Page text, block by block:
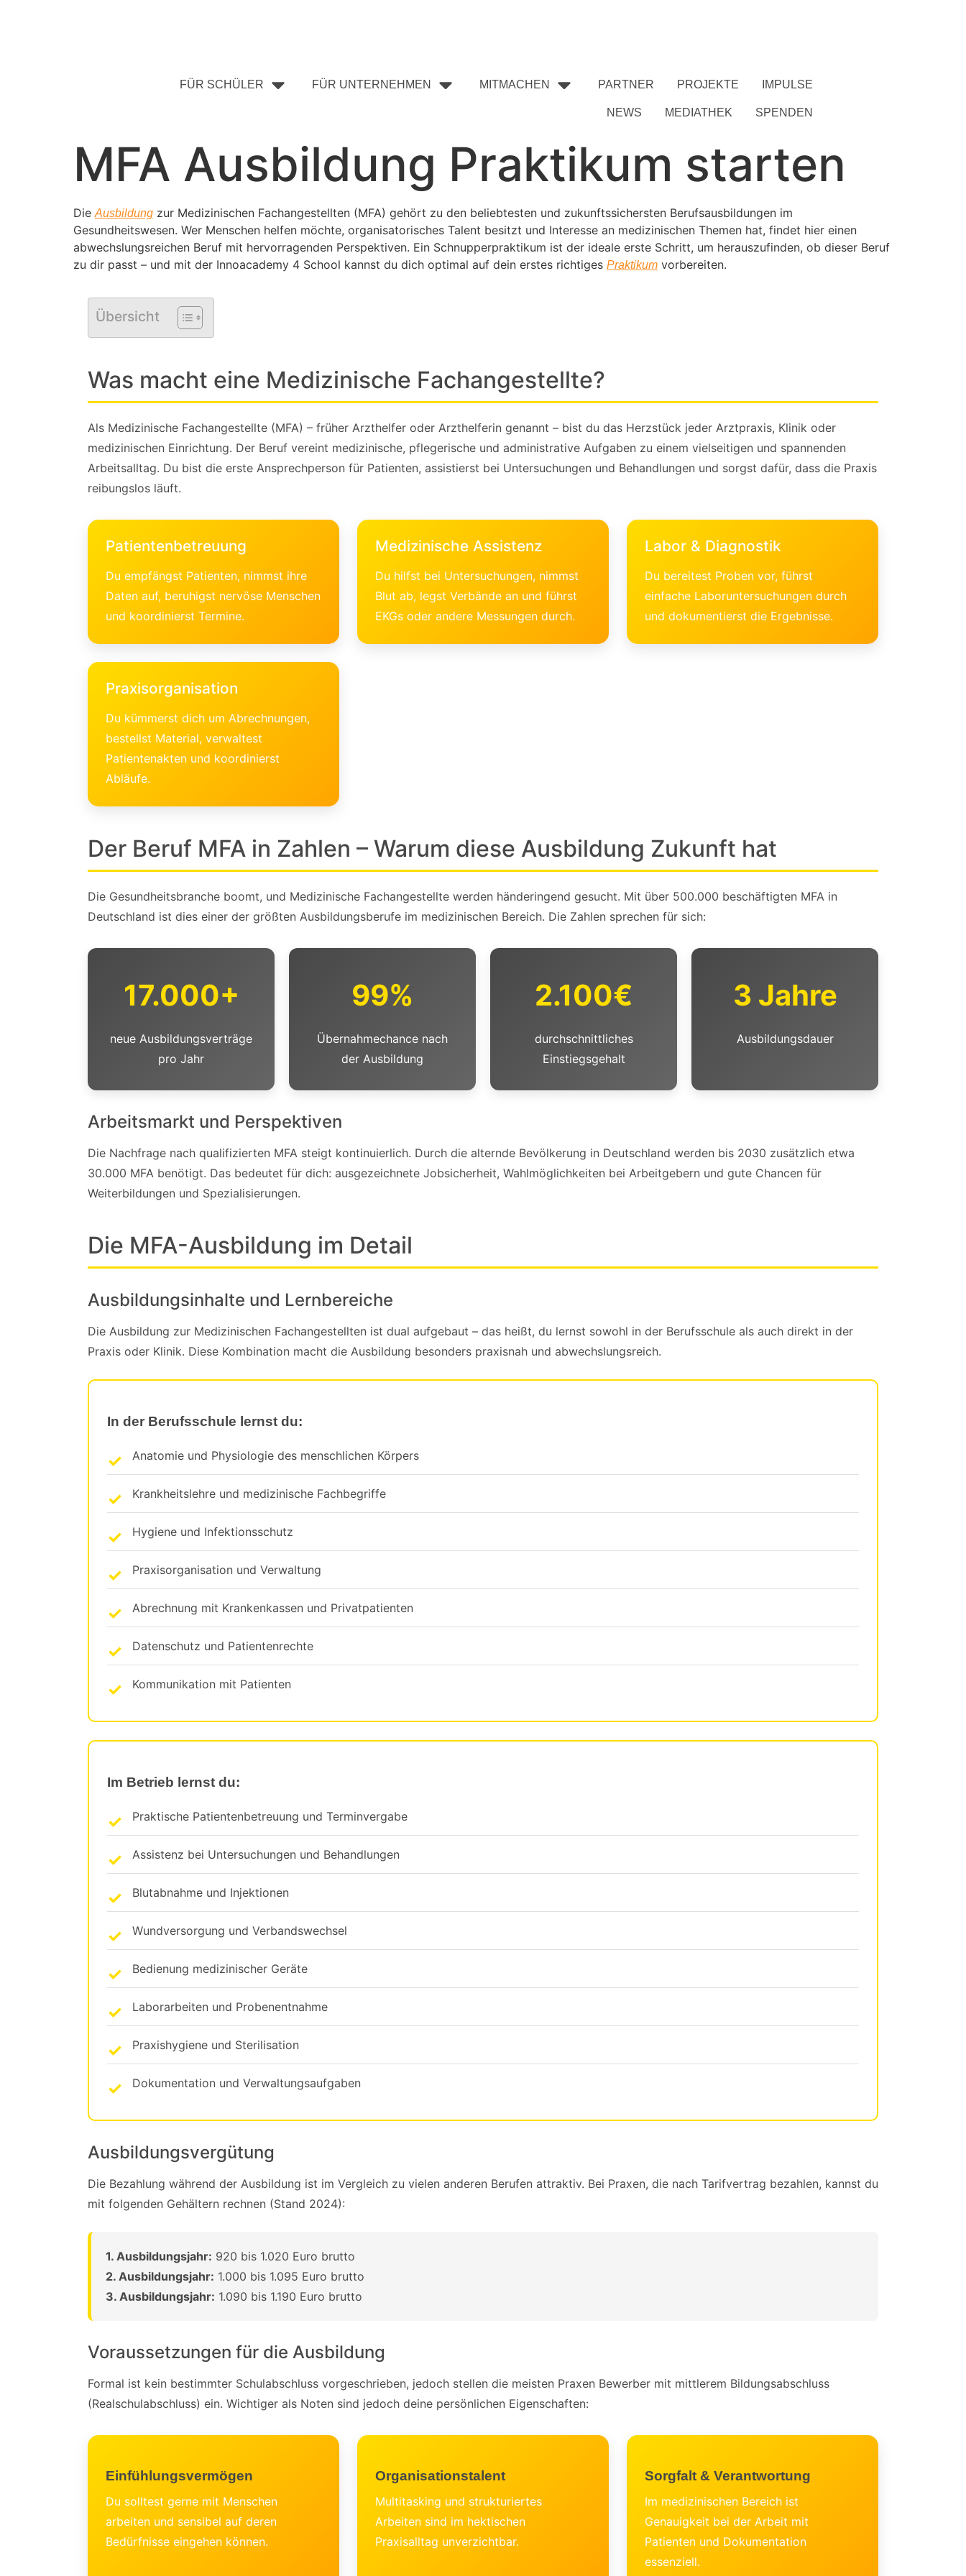
FÜR SCHÜLER FÜR UNTERNEHMEN MITMACHEN PARTNER PROJEKTE IMPULSE
NEWS MEDIATHEK SPENDEN
MFA Ausbildung Praktikum starten
DieAusbildung zur Medizinischen Fachangestellten (MFA) gehört zu den beliebtesten und zukunftssichersten Berufsausbildungen im
Gesundheitswesen. Wer Menschen helfen möchte, organisatorisches Talent besitzt und Interesse an medizinischen Themen hat, findet hier einen
abwechslungsreichen Beruf mit hervorragenden Perspektiven. Ein Schnupperpraktikum ist der ideale erste Schritt, um herauszufinden, ob dieser Beruf
zu dir passt – und mit der Innoacademy 4 School kannst du dich optimal auf dein erstes richtiges Praktikum vorbereiten.
Übersicht
Was macht eine Medizinische Fachangestellte?
Als Medizinische Fachangestellte (MFA) – früher Arzthelfer oder Arzthelferin genannt – bist du das Herzstück jeder Arztpraxis, Klinik oder
medizinischen Einrichtung. Der Beruf vereint medizinische, pflegerische und administrative Aufgaben zu einem vielseitigen und spannenden
Arbeitsalltag. Du bist die erste Ansprechperson für Patienten, assistierst bei Untersuchungen und Behandlungen und sorgst dafür, dass die Praxis
reibungslos läuft.
Patientenbetreuung
Du empfängst Patienten, nimmst ihre
Daten auf, beruhigst nervöse Menschen
und koordinierst Termine.
Medizinische Assistenz
Du hilfst bei Untersuchungen, nimmst
Blut ab, legst Verbände an und führst
EKGs oder andere Messungen durch.
Labor & Diagnostik
Du bereitest Proben vor, führst
einfache Laboruntersuchungen durch
und dokumentierst die Ergebnisse.
Praxisorganisation
Du kümmerst dich um Abrechnungen,
bestellst Material, verwaltest
Patientenakten und koordinierst
Abläufe.
Der Beruf MFA in Zahlen – Warum diese Ausbildung Zukunft hat
Die Gesundheitsbranche boomt, und Medizinische Fachangestellte werden händeringend gesucht. Mit über 500.000 beschäftigten MFA in
Deutschland ist dies einer der größten Ausbildungsberufe im medizinischen Bereich. Die Zahlen sprechen für sich:
17.000+
neue Ausbildungsverträge
pro Jahr
99%
Übernahmechance nach
der Ausbildung
2.100€
durchschnittliches
Einstiegsgehalt
3 Jahre
Ausbildungsdauer
Arbeitsmarkt und Perspektiven
Die Nachfrage nach qualifizierten MFA steigt kontinuierlich. Durch die alternde Bevölkerung in Deutschland werden bis 2030 zusätzlich etwa
30.000 MFA benötigt. Das bedeutet für dich: ausgezeichnete Jobsicherheit, Wahlmöglichkeiten bei Arbeitgebern und gute Chancen für
Weiterbildungen und Spezialisierungen.
Die MFA-Ausbildung im Detail
Ausbildungsinhalte und Lernbereiche
Die Ausbildung zur Medizinischen Fachangestellten ist dual aufgebaut – das heißt, du lernst sowohl in der Berufsschule als auch direkt in der
Praxis oder Klinik. Diese Kombination macht die Ausbildung besonders praxisnah und abwechslungsreich.
In der Berufsschule lernst du:
Anatomie und Physiologie des menschlichen Körpers
Krankheitslehre und medizinische Fachbegriffe
Hygiene und Infektionsschutz
Praxisorganisation und Verwaltung
Abrechnung mit Krankenkassen und Privatpatienten
Datenschutz und Patientenrechte
Kommunikation mit Patienten
Im Betrieb lernst du:
Praktische Patientenbetreuung und Terminvergabe
Assistenz bei Untersuchungen und Behandlungen
Blutabnahme und Injektionen
Wundversorgung und Verbandswechsel
Bedienung medizinischer Geräte
Laborarbeiten und Probenentnahme
Praxishygiene und Sterilisation
Dokumentation und Verwaltungsaufgaben
Ausbildungsvergütung
Die Bezahlung während der Ausbildung ist im Vergleich zu vielen anderen Berufen attraktiv. Bei Praxen, die nach Tarifvertrag bezahlen, kannst du
mit folgenden Gehältern rechnen (Stand 2024):
1. Ausbildungsjahr: 920 bis 1.020 Euro brutto
2. Ausbildungsjahr: 1.000 bis 1.095 Euro brutto
3. Ausbildungsjahr: 1.090 bis 1.190 Euro brutto
Voraussetzungen für die Ausbildung
Formal ist kein bestimmter Schulabschluss vorgeschrieben, jedoch stellen die meisten Praxen Bewerber mit mittlerem Bildungsabschluss
(Realschulabschluss) ein. Wichtiger als Noten sind jedoch deine persönlichen Eigenschaften:
Einfühlungsvermögen
Du solltest gerne mit Menschen
arbeiten und sensibel auf deren
Bedürfnisse eingehen können.
Organisationstalent
Multitasking und strukturiertes
Arbeiten sind im hektischen
Praxisalltag unverzichtbar.
Sorgfalt & Verantwortung
Im medizinischen Bereich ist
Genauigkeit bei der Arbeit mit
Patienten und Dokumentation
essenziell.